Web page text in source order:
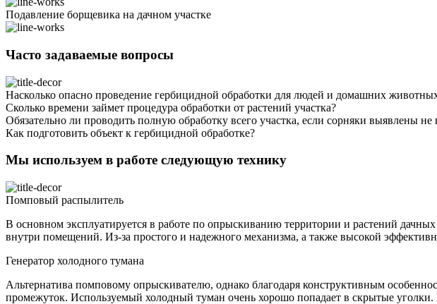
Подавление борщевика на дачном участке
Часто задаваемые вопросы
Насколько опасно проведение гербицидной обработки для людей и домашних
Сколько времени займет процедура обработки от растений участка?
Обязательно ли проводить полную обработку всего участка, если сорняки выявлены не
Как подготовить объект к гербицидной обработке?
Мы используем в работе следующую технику
Помповый распылитель
В основном эксплуатируется в работе по опрыскиванию территории и растений
внутри помещений. Из-за простого и надежного механизма, а также высокой
Генератор холодного тумана
Альтернатива помповому опрыскивателю, однако благодаря конструктивным
промежуток. Используемый холодный туман очень хорошо попадает в скрытые